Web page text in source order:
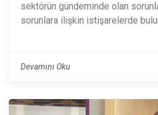
sektörün gündeminde olan
sorunlara ilişkin istişarelerde
Devamını Oku